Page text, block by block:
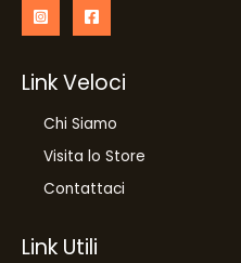
Link Veloci
Chi Siamo
Visita lo Store
Contattaci
Link Utili